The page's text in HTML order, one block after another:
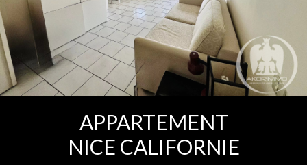
APPARTEMENT
NICE CALIFORNIE